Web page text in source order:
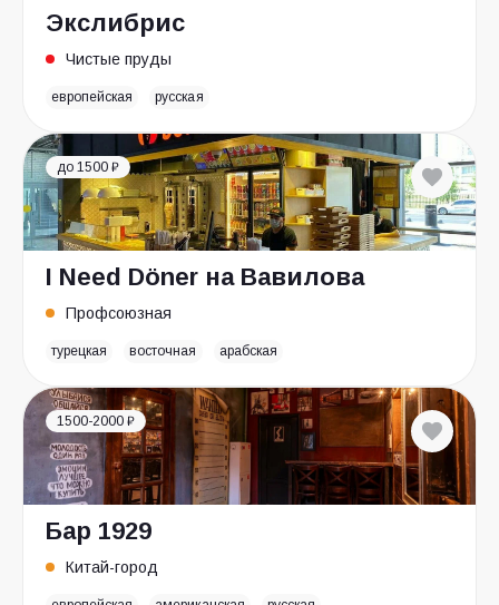
Экслибрис
Чистые пруды
европейская русская
до 1500 ₽
I Need Döner на Вавилова
Профсоюзная
турецкая восточная арабская
1500-2000 ₽
Бар 1929
Китай-город